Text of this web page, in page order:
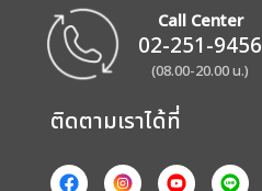
Call Center
02-251-9456
(08.00-20.00 น.)
ติดตามเราได้ที่